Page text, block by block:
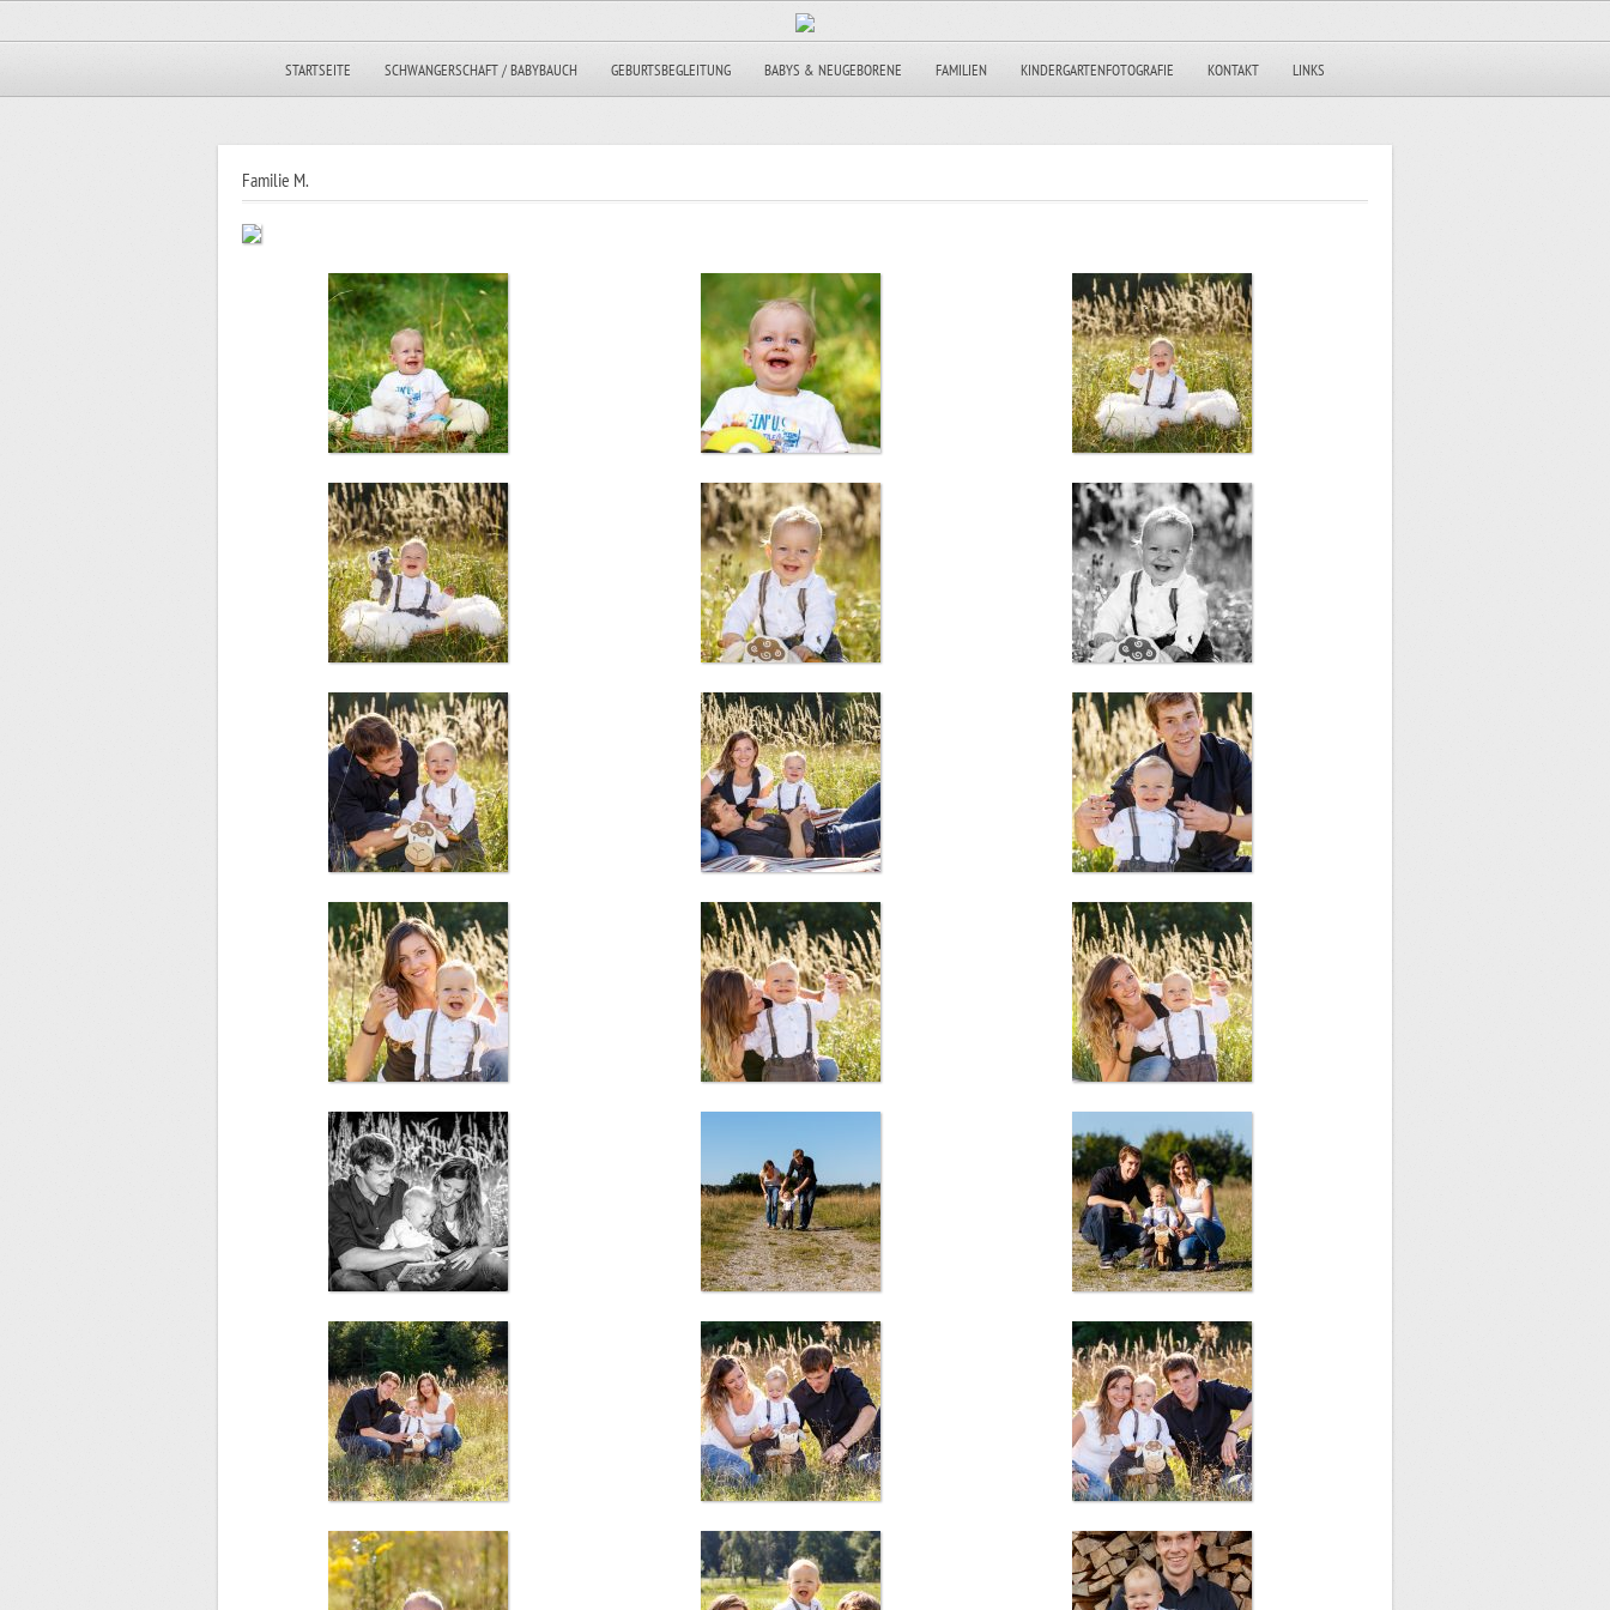
STARTSEITE SCHWANGERSCHAFT / BABYBAUCH GEBURTSBEGLEITUNG BABYS & NEUGEBORENE FAMILIEN KINDERGARTENFOTOGRAFIE KONTAKT LINKS
Familie M.